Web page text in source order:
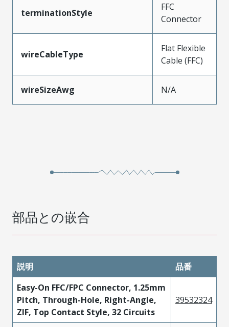
terminationStyle
FFC
Connector
wireCableType
Flat Flexible
Cable (FFC)
wireSizeAwg N/A
部品との嵌合
説明
品番
Easy-On FFC/FPC Connector, 1.25mm
Pitch, Through-Hole, Right-Angle,
ZIF, Top Contact Style, 32 Circuits
39532324